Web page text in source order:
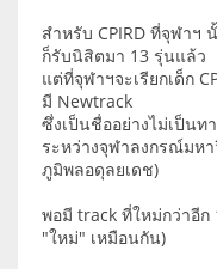
สำหรับ CPIRD ที่จุฬาฯ
ก็รับนิสิตมา 13 รุ่นแล้ว
แต่ที่จุฬาฯจะเรียกเด็ก
มี Newtrack
ซึ่งเป็นชื่ออย่างไม่เป็นท
ระหว่างจุฬาลงกรณ์มห
ภูมิพลอดุลยเดช)
พอมี track ที่ใหม่กว่าอีก
"ใหม่" เหมือนกัน)